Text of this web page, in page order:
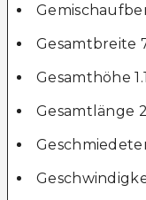
Gesamtbreite
Gesamthöhe
Gesamtlänge